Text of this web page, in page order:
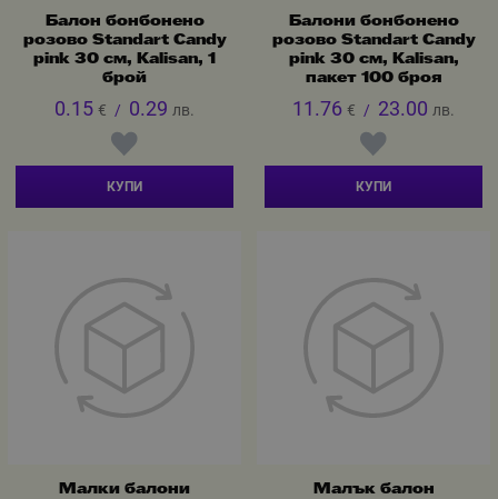
Балон бонбонено
розово Standart Candy
pink 30 см, Kalisan, 1
брой
0.15 € / 0.29 лв.
КУПИ
Балони бонбонено
розово Standart Candy
pink 30 см, Kalisan,
пакет 100 броя
11.76 € / 23.00 лв.
КУПИ
Малки балони
Малък балон